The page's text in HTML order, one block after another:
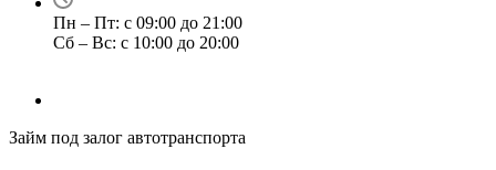
Пн – Пт: с 09:00 до 21:00
Сб – Вс: с 10:00 до 20:00
Займ под залог автотранспорта